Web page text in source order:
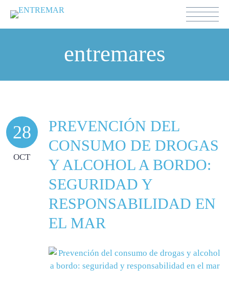
entremares
28
OCT
PREVENCIÓN DEL
CONSUMO DE DROGAS
Y ALCOHOL A BORDO:
SEGURIDAD Y
RESPONSABILIDAD EN
EL MAR